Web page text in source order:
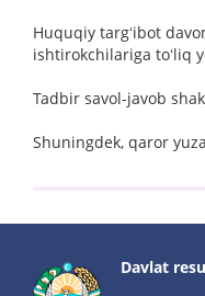
Huquqiy targʻibot
ishtirokchilariga toʻliq
Tadbir savol-javob
Shuningdek, qaror
Davlat